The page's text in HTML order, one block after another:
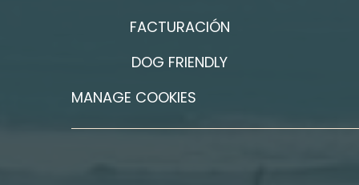
FACTURACIÓN
DOG FRIENDLY
MANAGE COOKIES